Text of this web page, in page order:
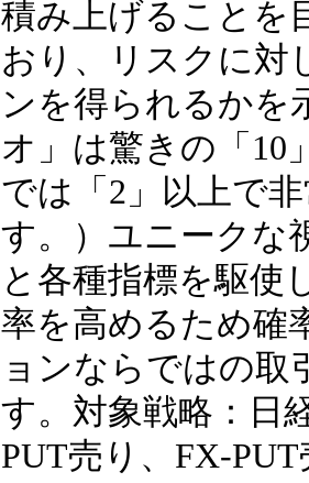
積み上げることを
おり、リスクに対
ンを得られるかを
オ」は驚きの「10
では「2」以上で
す。）ユニークな
と各種指標を駆使
率を高めるため確
ョンならではの取
す。対象戦略：日
PUT売り、FX-